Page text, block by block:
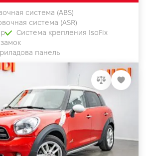
система (ABS)
система (ASR)
Система крепления IsoFix
панель